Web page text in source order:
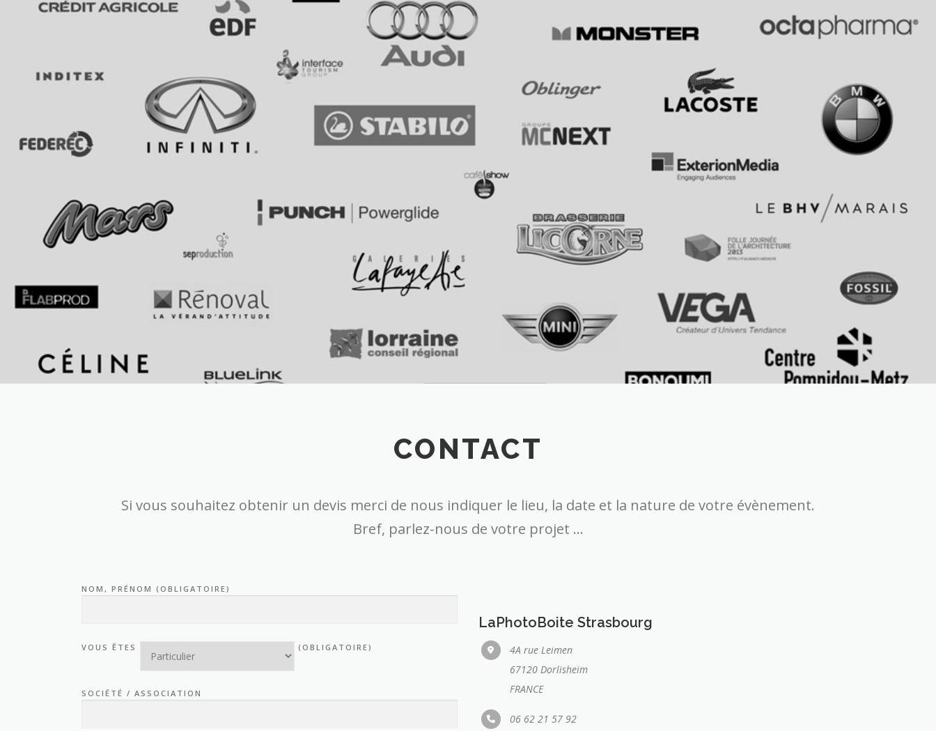
CONTACT
Si vous souhaitez obtenir un devis merci de nous indiquer le lieu, la date et la nature de votre évènement.
Bref, parlez-nous de votre projet …
NOM, PRÉNOM (OBLIGATOIRE)
VOUS ÊTES (OBLIGATOIRE)
SOCIÉTÉ / ASSOCIATION
LaPhotoBoite Strasbourg
4A rue Leimen
67120 Dorlisheim
FRANCE
06 62 21 57 92